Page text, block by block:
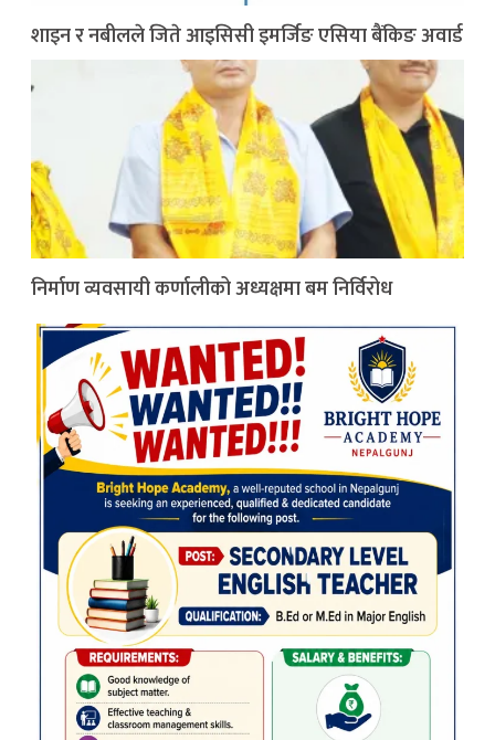
शाइन र नबीलले जिते आइसिसी इमर्जिङ एसिया बैंकिङ अवार्ड
निर्माण व्यवसायी कर्णालीको अध्यक्षमा बम निर्विरोध